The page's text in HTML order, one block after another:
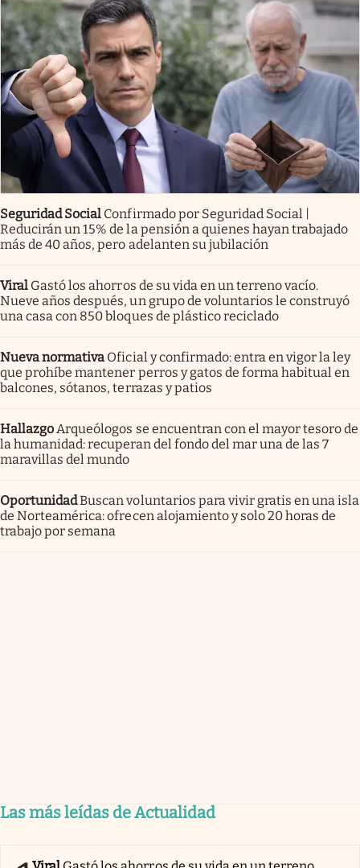
Seguridad Social Confirmado por Seguridad Social |
Reducirán un 15% de la pensión a quienes hayan trabajado
más de 40 años, pero adelanten su jubilación
Viral Gastó los ahorros de su vida en un terreno vacío.
Nueve años después, un grupo de voluntarios le construyó
una casa con 850 bloques de plástico reciclado
Nueva normativa Oficial y confirmado: entra en vigor la ley
que prohíbe mantener perros y gatos de forma habitual en
balcones, sótanos, terrazas y patios
Hallazgo Arqueólogos se encuentran con el mayor tesoro de
la humanidad: recuperan del fondo del mar una de las 7
maravillas del mundo
OportunidadBuscan voluntarios para vivir gratis en una isla
de Norteamérica: ofrecen alojamiento y solo 20 horas de
trabajo por semana
Las más leídas de Actualidad